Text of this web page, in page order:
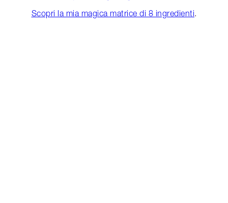
Scopri la mia magica matrice di 8 ingredienti.